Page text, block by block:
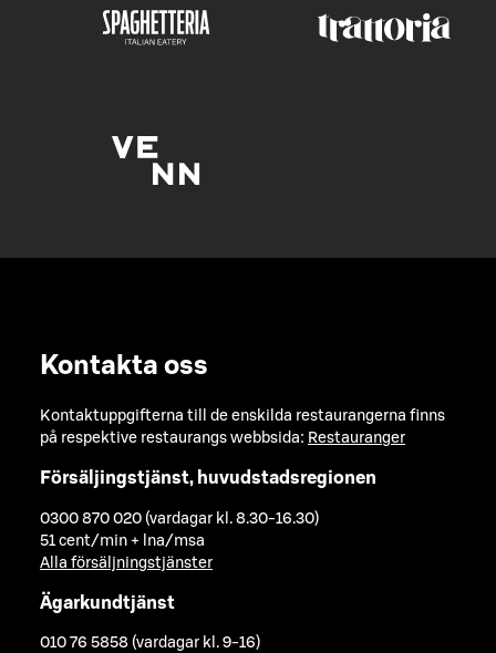
Kontakta oss
Kontaktuppgifterna till de enskilda restaurangerna finns
på respektive restaurangs webbsida: Restauranger
Försäljingstjänst, huvudstadsregionen
0300 870 020 (vardagar kl. 8.30-16.30)
51 cent/min + lna/msa
Alla försäljningstjänster
Ägarkundtjänst
010 76 5858 (vardagar kl. 9-16)